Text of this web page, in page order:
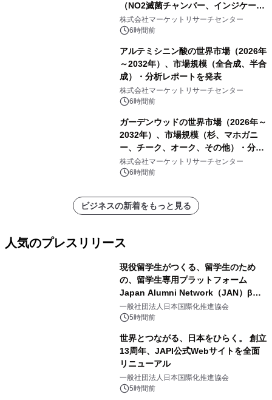
（NO2滅菌チャンバー、インジケータ
ーおよびモニタリングシステム、その
他）・分析レポートを発表
株式会社マーケットリサーチセンター
6時間前
アルテミシニン酸の世界市場（2026年
～2032年）、市場規模（全合成、半合
成）・分析レポートを発表
株式会社マーケットリサーチセンター
6時間前
ガーデンウッドの世界市場（2026年～
2032年）、市場規模（杉、マホガニ
ー、チーク、オーク、その他）・分析
レポートを発表
株式会社マーケットリサーチセンター
6時間前
ビジネスの新着をもっと見る
人気のプレスリリース
現役留学生がつくる、留学生のため
の、留学生専用プラットフォーム
Japan Alumni Network（JAN）β版
をリリース
一般社団法人日本国際化推進協会
5時間前
世界とつながる、日本をひらく。 創立
13周年、JAPI公式Webサイトを全面
リニューアル
一般社団法人日本国際化推進協会
5時間前